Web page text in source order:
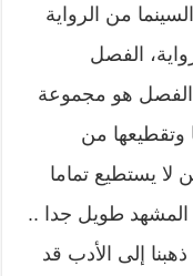
من الرواية
الفصل
الفصل هو مجموعة
وتقطيعها من
لا يستطيع تماما
طويل جدا ..
إلى الأدب قد